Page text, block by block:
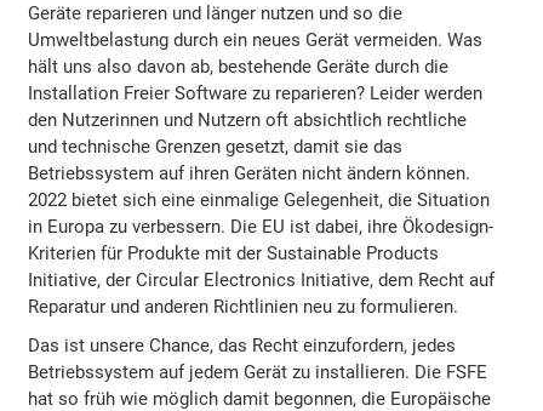
Geräte reparieren und länger nutzen und so die
Umweltbelastung durch ein neues Gerät vermeiden. Was
hält uns also davon ab, bestehende Geräte durch die
Installation Freier Software zu reparieren? Leider werden
den Nutzerinnen und Nutzern oft absichtlich rechtliche
und technische Grenzen gesetzt, damit sie das
Betriebssystem auf ihren Geräten nicht ändern können.
2022 bietet sich eine einmalige Gelegenheit, die Situation
in Europa zu verbessern. Die EU ist dabei, ihre Ökodesign-
Kriterien für Produkte mit der Sustainable Products
Initiative, der Circular Electronics Initiative, dem Recht auf
Reparatur und anderen Richtlinien neu zu formulieren.
Das ist unsere Chance, das Recht einzufordern, jedes
Betriebssystem auf jedem Gerät zu installieren. Die FSFE
hat so früh wie möglich damit begonnen, die Europäische